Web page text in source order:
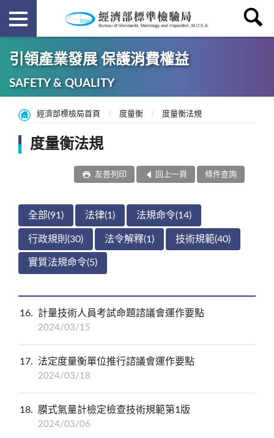
引領產業發展 保護消費權益
SAFETY & QUALITY
經濟部標檢局首頁 度量衡 度量衡法規
度量衡法規
條件查詢
回上一頁
友善列印
全部(91) 法律(1) 法規命令(14)
行政規則(30) 法令解釋(1) 技術規範(40)
實質法規命令(5)
16 計量技術人員考試命題諮議會運作要點
2024/03/15
17 法定度量衡單位推行諮議會運作要點
2024/03/18
18 膜式氣量計檢定檢查技術規範第1版
2024/03/06